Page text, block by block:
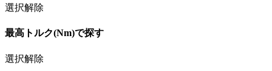
Dethleffs（3）
FENDT CARAVAN（2）
Flott・mobil（5）
選択解除
最高トルク(Nm)で探す
選択解除